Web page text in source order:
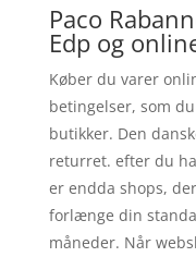
Paco
Edp og
Køber du varer
betingelser, som
butikker. Den
returret. efter du
er endda shops,
forlænge din
måneder. Når